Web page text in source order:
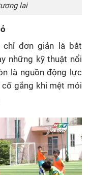
lai
đơn giản là bắt
những kỹ thuật nổi
là nguồn động lực
gắng khi mệt mỏi